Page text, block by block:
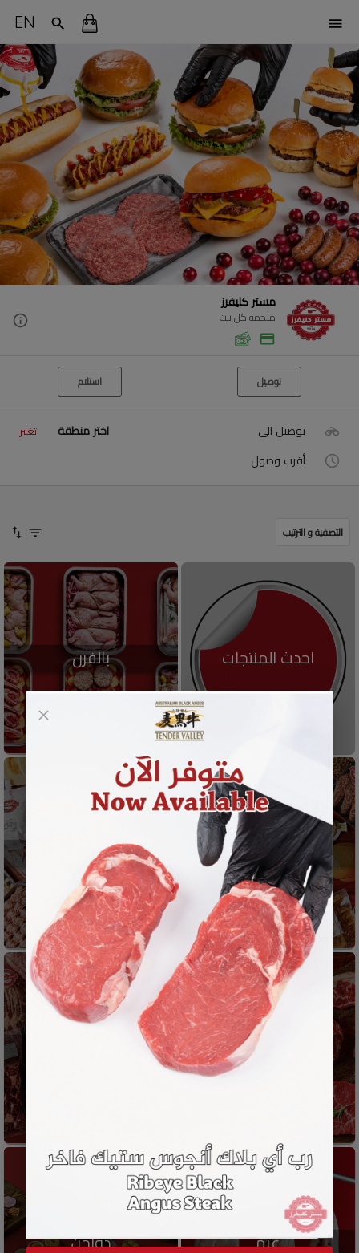
EN
مستر كليفرز
ملحمة كل بيت
توصيل استلام
توصيل الى اختر منطقة تغيير
أقرب وصول
التصفية و الترتيب
احدث المنتجات بالفرن
بوكسات مشاوي
ستيك و قطعيات
غنم دواجن